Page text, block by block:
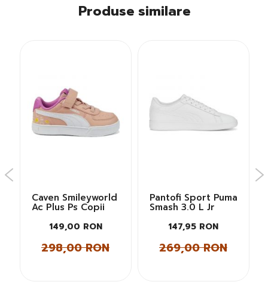
Produse similare
Caven Smileyworld
Ac Plus Ps Copii
149,00 RON
298,00 RON
Pantofi Sport Puma
Smash 3.0 L Jr
147,95 RON
269,00 RON